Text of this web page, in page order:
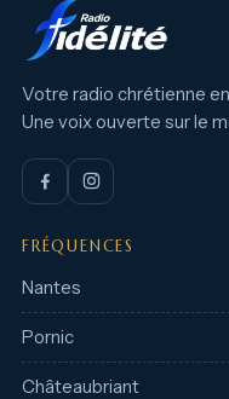
Votre radio chrétienne
Une voix ouverte sur le
FRÉQUENCES
Nantes
Pornic
Châteaubriant